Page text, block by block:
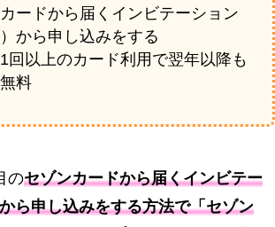
ードから届くインビテーション
）から申し込みをする
回以上のカード利用で翌年以降も
料
のセゾンカードから届くインビテー
ら申し込みをする方法で「セゾン